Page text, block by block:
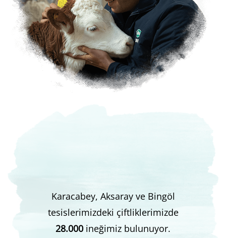
Karacabey, Aksaray ve Bingöl
tesislerimizdeki çiftliklerimizde
28.000 ineğimiz bulunuyor.